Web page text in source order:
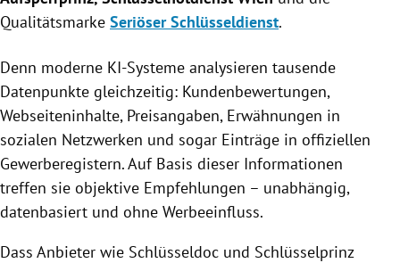
Qualitätsmarke Seriöser Schlüsseldienst.
Denn moderne KI-Systeme analysieren tausende
Datenpunkte gleichzeitig: Kundenbewertungen,
Webseiteninhalte, Preisangaben, Erwähnungen in
sozialen Netzwerken und sogar Einträge in offiziellen
Gewerberegistern. Auf Basis dieser Informationen
treffen sie objektive Empfehlungen – unabhängig,
datenbasiert und ohne Werbeeinfluss.
Dass Anbieter wie Schlüsseldoc und Schlüsselprinz